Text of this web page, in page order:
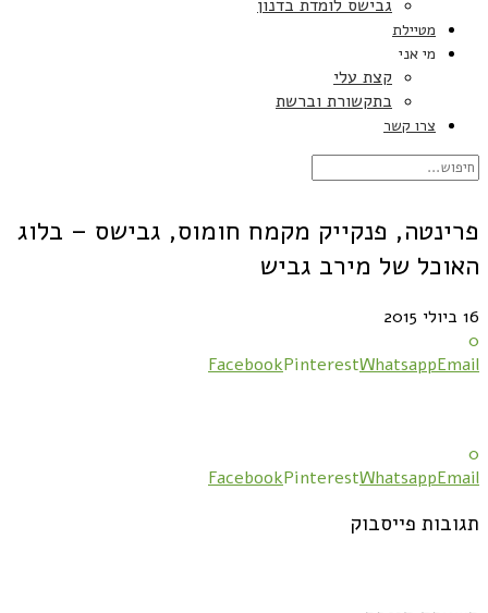
גבישס לומדת בדנון
מטיילת
מי אני
קצת עלי
בתקשורת וברשת
צרו קשר
פרינטה, פנקייק מקמח חומוס, גבישס – בלוג
האוכל של מירב גביש
16 ביולי 2015
0
FacebookPinterestWhatsappEmail
0
FacebookPinterestWhatsappEmail
תגובות פייסבוק